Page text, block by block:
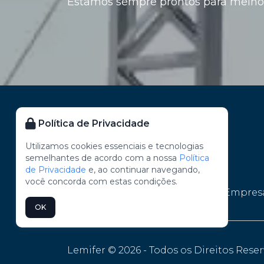
Redução de pilares internos,
Resistência a ventos fortes, umidade e
Facilidade de manutenção com
componentes.
Essas vantagens tornam o sistema
entrega.
O QUE
Lemifer © 2026 - Todos os Direitos
Política de Privacidade
Utilizamos cookies essenciais e tecnologias
semelhantes de acordo com a nossa Política
de Privacidade e, ao continuar navegando,
você concorda com estas condições.
OK